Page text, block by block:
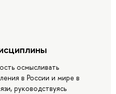
осмысливать
в России и мире в
руководствуясь